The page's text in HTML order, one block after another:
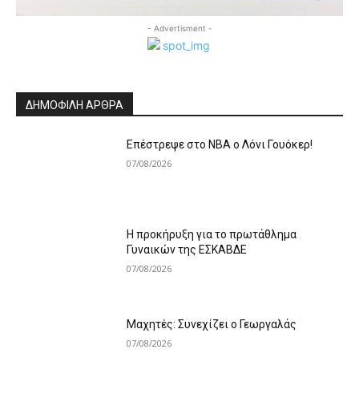
- Advertisment -
ΔΗΜΟΦΙΛΗ ΑΡΘΡΑ
Επέστρεψε στο ΝΒΑ ο Λόνι Γουόκερ!
07/08/2026
Η προκήρυξη για το πρωτάθλημα
Γυναικών της ΕΣΚΑΒΔΕ
07/08/2026
Mαχητές: Συνεχίζει ο Γεωργαλάς
07/08/2026